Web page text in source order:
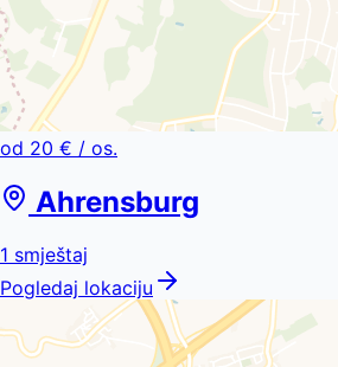
od 20 € / os.
Ahrensburg
1 smještaj
Pogledaj lokaciju